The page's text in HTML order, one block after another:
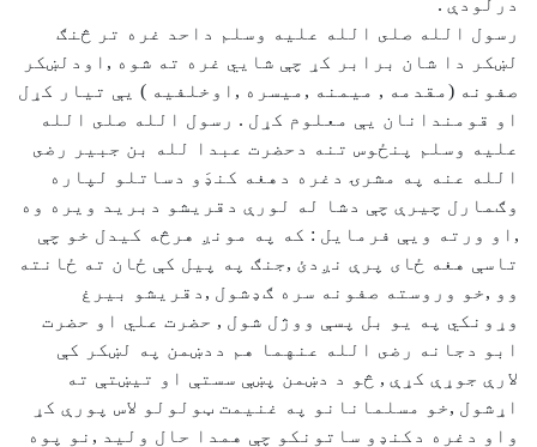
رسول الله صلى الله عليه وسلم داحد غره تر څنګ
لښكر دا شان برابر كړ چې شايي غره ته شوه ,اودلښكر
صفونه (مقدمه , ميمنه ,ميسره ,اوخلفيه ) يې تيار كړل
او قومندانان يې معلوم كړل . رسول الله صلى الله
عليه وسلم پنځوس تنه دحضرت عبدا لله بن جبير رضى
الله عنه په مشرۍ دغره دهغه كنډَو دساتلو لپاره
وګمارل چيرې چې دشا له لورې دقريشو دبريد ويره وه
,او ورته ويې فرمايل : كه په مونږ هرڅه كيدل خو چې
تاسې هغه ځای پرې نږدئ ,جنګ په پيل كې ځان ته ځانته
وو ,خو وروسته صفونه سره ګډشول ,دقريشو بيرغ
وړونكي په يو بل پسې ووژل شول , حضرت علي او حضرت
ابو دجانه رضى الله عنهما هم ددښمن په لښكر كې
لارې جوړې كړې , څو د دښمن پښې سستې او تيښتې ته
اړشول ,خو مسلمانانو په غنيمت ټولولو لاس پورې كړ
واو دغره دكنډو ساتونكو چې همدا حال وليد ,نو پوه